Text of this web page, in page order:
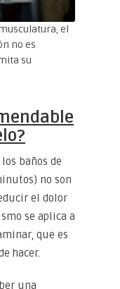
el
no es
su
baños de
no son
el dolor
se aplica a
que es
hacer.
una